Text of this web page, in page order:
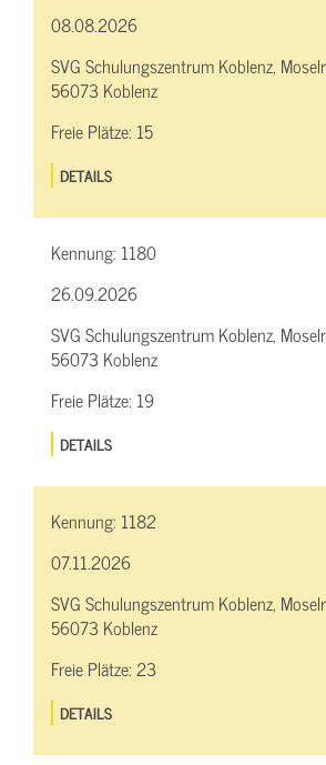
08.08.2026
SVG Schulungszentrum Koblenz,
56073 Koblenz
Freie Plätze: 15
DETAILS
Kennung: 1180
26.09.2026
SVG Schulungszentrum Koblenz,
56073 Koblenz
Freie Plätze: 19
DETAILS
Kennung: 1182
07.11.2026
SVG Schulungszentrum Koblenz,
56073 Koblenz
Freie Plätze:23
DETAILS